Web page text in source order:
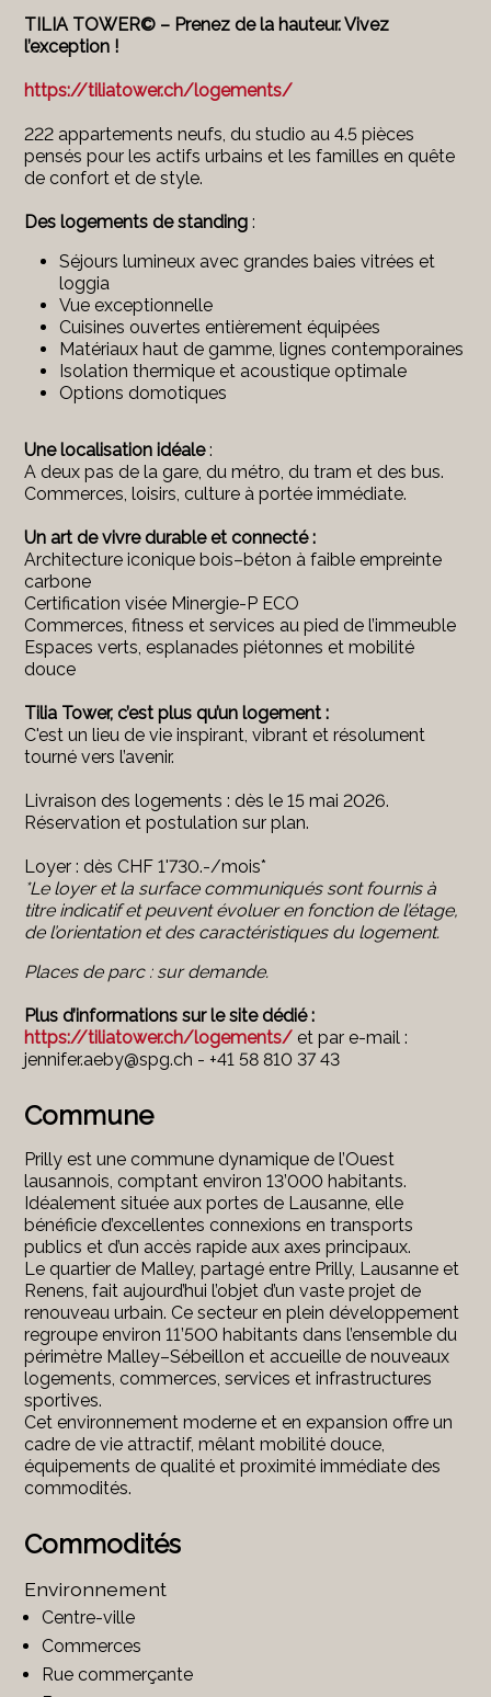
TILIA TOWER© – Prenez de la hauteur. Vivez
l’exception !
https://tiliatower.ch/logements/
222 appartements neufs, du studio au 4.5 pièces
pensés pour les actifs urbains et les familles en quête
de confort et de style.
Des logements de standing:
Séjours lumineux avec grandes baies vitrées et
loggia
Vue exceptionnelle
Cuisines ouvertes entièrement équipées
Matériaux haut de gamme, lignes contemporaines
Isolation thermique et acoustique optimale
Options domotiques
Une localisation idéale:
A deux pas de la gare, du métro, du tram et des bus.
Commerces, loisirs, culture à portée immédiate.
Un art de vivre durable et connecté :
Architecture iconique bois–béton à faible empreinte
carbone
Certification visée Minergie-P ECO
Commerces, fitness et services au pied de l’immeuble
Espaces verts, esplanades piétonnes et mobilité
douce
Tilia Tower, c’est plus qu’un logement :
C'est un lieu de vie inspirant, vibrant et résolument
tourné vers l’avenir.
Livraison des logements : dès le 15 mai 2026.
Réservation et postulation sur plan.
Loyer : dès CHF 1'730.-/mois*
*Le loyer et la surface communiqués sont fournis à
titre indicatif et peuvent évoluer en fonction de l’étage,
de l’orientation et des caractéristiques du logement.
Places de parc : sur demande.
Plus d’informations sur le site dédié :
https://tiliatower.ch/logements/ et par e-mail :
jennifer.aeby@spg.ch - +41 58 810 37 43
Commune
Prilly est une commune dynamique de l’Ouest
lausannois, comptant environ 13’000 habitants.
Idéalement située aux portes de Lausanne, elle
bénéficie d’excellentes connexions en transports
publics et d’un accès rapide aux axes principaux.
Le quartier de Malley, partagé entre Prilly, Lausanne et
Renens, fait aujourd’hui l’objet d’un vaste projet de
renouveau urbain. Ce secteur en plein développement
regroupe environ 11’500 habitants dans l’ensemble du
périmètre Malley–Sébeillon et accueille de nouveaux
logements, commerces, services et infrastructures
sportives.
Cet environnement moderne et en expansion offre un
cadre de vie attractif, mêlant mobilité douce,
équipements de qualité et proximité immédiate des
commodités.
Commodités
Environnement
Centre-ville
Commerces
Rue commerçante